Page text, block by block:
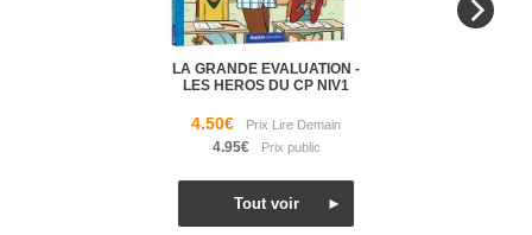
LA GRANDE EVALUATION -
LES HEROS DU CP NIV1
4.50€
4.95€